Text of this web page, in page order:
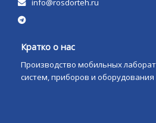
info@rosdorteh.ru
Кратко о нас
Производство мобильных
систем, приборов и оборудования